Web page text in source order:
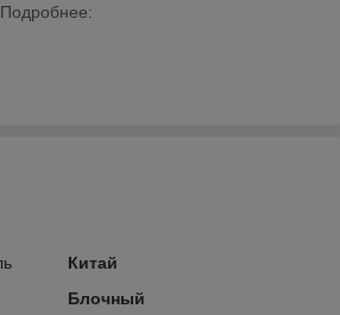
Подробнее:
Китай
Блочный